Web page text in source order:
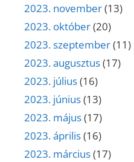
2023. november(13)
2023. október(20)
2023. szeptember(11)
2023. augusztus(17)
2023. július(16)
2023. június(13)
2023. május(17)
2023. április(16)
2023. március(17)